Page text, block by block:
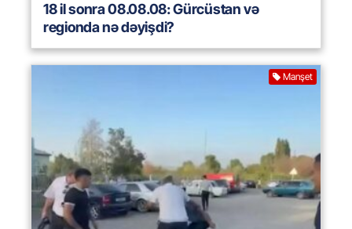
18 il sonra 08.08.08: Gürcüstan və
regionda nə dəyişdi?
Manşet